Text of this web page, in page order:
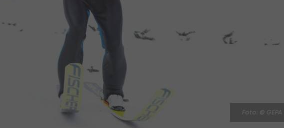
Foto: © GEPA